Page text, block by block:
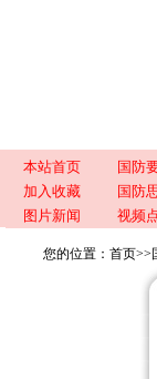
本站首页 国防
加入收藏
国防
图片新闻
视频
您的位置： 首页>>